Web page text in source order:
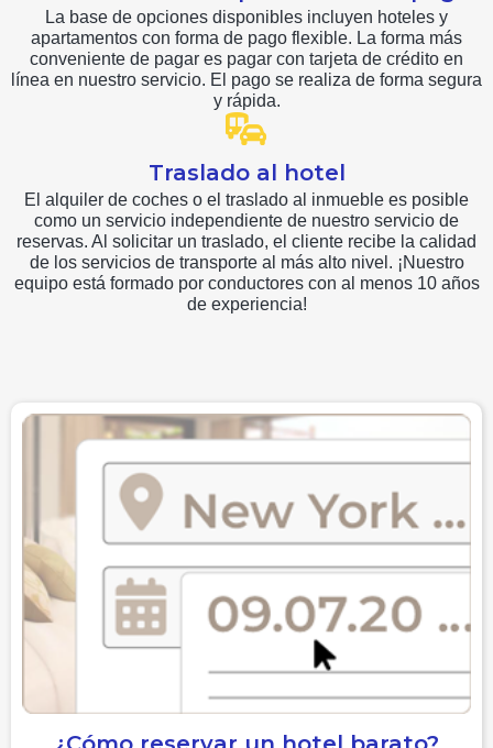
La base de opciones disponibles incluyen hoteles y
apartamentos con forma de pago flexible. La forma más
conveniente de pagar es pagar con tarjeta de crédito en
línea en nuestro servicio. El pago se realiza de forma segura
y rápida.
Traslado al hotel
El alquiler de coches o el traslado al inmueble es posible
como un servicio independiente de nuestro servicio de
reservas. Al solicitar un traslado, el cliente recibe la calidad
de los servicios de transporte al más alto nivel. ¡Nuestro
equipo está formado por conductores con al menos 10 años
de experiencia!